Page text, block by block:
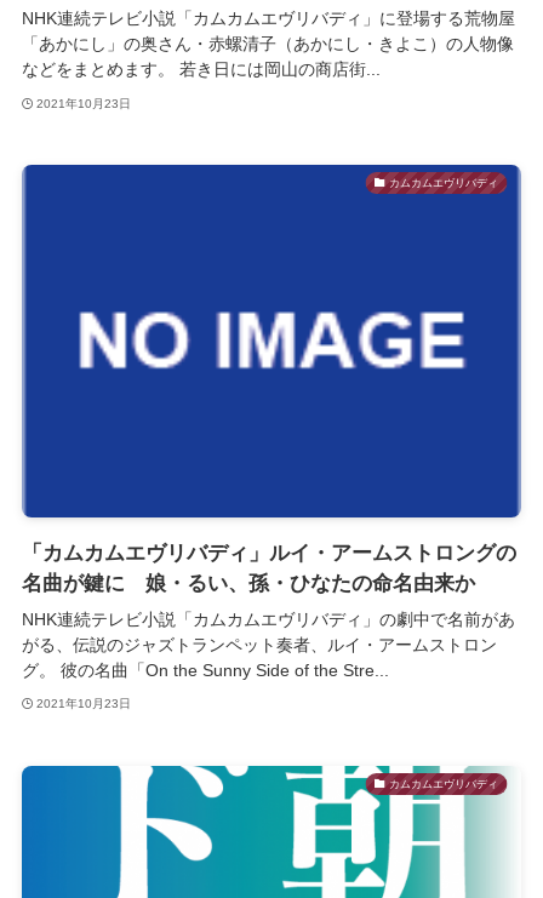
NHK連続テレビ小説「カムカムエヴリバディ」に登場する荒物屋
「あかにし」の奥さん・赤螺清子（あかにし・きよこ）の人物像
などをまとめます。 若き日には岡山の商店街...
2021年10月23日
カムカムエヴリバディ
「カムカムエヴリバディ」ルイ・アームストロングの
名曲が鍵に 娘・るい、孫・ひなたの命名由来か
NHK連続テレビ小説「カムカムエヴリバディ」の劇中で名前があ
がる、伝説のジャズトランペット奏者、ルイ・アームストロン
グ。 彼の名曲「On the Sunny Side of the Stre...
2021年10月23日
カムカムエヴリバディ